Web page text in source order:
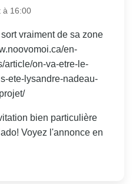
à 16:00
vraiment de sa zone
en-
article/on-va-etre-le-
ete-lysandre-nadeau-
bien particulière
Voyez l'annonce en